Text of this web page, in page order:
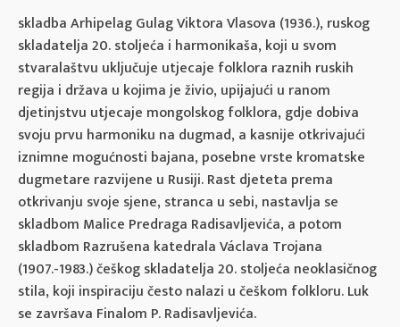
skladba Arhipelag Gulag Viktora Vlasova (1936.), ruskog
skladatelja 20. stoljeća i harmonikaša, koji u svom
stvaralaštvu uključuje utjecaje folklora raznih ruskih
regija i država u kojima je živio, upijajući u ranom
djetinjstvu utjecaje mongolskog folklora, gdje dobiva
svoju prvu harmoniku na dugmad, a kasnije otkrivajući
iznimne mogućnosti bajana, posebne vrste kromatske
dugmetare razvijene u Rusiji. Rast djeteta prema
otkrivanju svoje sjene, stranca u sebi, nastavlja se
skladbom Malice Predraga Radisavljevića, a potom
skladbom Razrušena katedrala Václava Trojana
(1907.-1983.) češkog skladatelja 20. stoljeća neoklasičnog
stila, koji inspiraciju često nalazi u češkom folkloru. Luk
se završava Finalom P. Radisavljevića.